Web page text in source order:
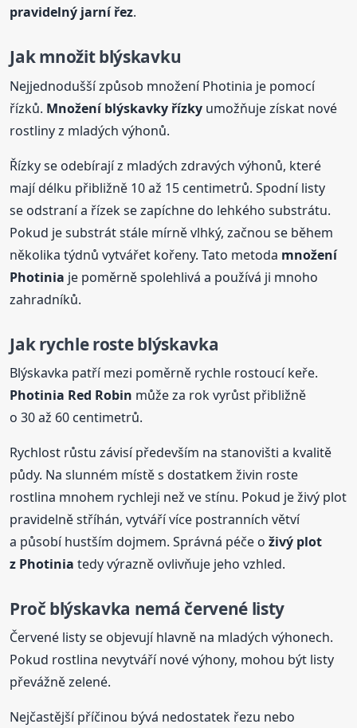
pravidelný jarní řez.
Jak množit blýskavku
Nejjednodušší způsob množení Photinia je pomocí
řízků. Množení blýskavky řízky umožňuje získat nové
rostliny z mladých výhonů.
Řízky se odebírají z mladých zdravých výhonů, které
mají délku přibližně 10 až 15 centimetrů. Spodní listy
se odstraní a řízek se zapíchne do lehkého substrátu.
Pokud je substrát stále mírně vlhký, začnou se během
několika týdnů vytvářet kořeny. Tato metoda množení
Photinia je poměrně spolehlivá a používá ji mnoho
zahradníků.
Jak rychle roste blýskavka
Blýskavka patří mezi poměrně rychle rostoucí keře.
Photinia Red Robin může za rok vyrůst přibližně
o 30 až 60 centimetrů.
Rychlost růstu závisí především na stanovišti a kvalitě
půdy. Na slunném místě s dostatkem živin roste
rostlina mnohem rychleji než ve stínu. Pokud je živý plot
pravidelně stříhán, vytváří více postranních větví
a působí hustším dojmem. Správná péče oživý plot
z Photinia tedy výrazně ovlivňuje jeho vzhled.
Proč blýskavka nemá červené listy
Červené listy se objevují hlavně na mladých výhonech.
Pokud rostlina nevytváří nové výhony, mohou být listy
převážně zelené.
Nejčastější příčinou bývá nedostatek řezu nebo